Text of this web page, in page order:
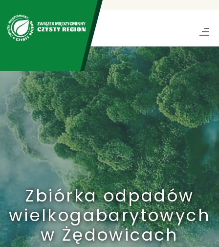
Zbiórka odpadów
wielkogabarytowych
w Żędowicach